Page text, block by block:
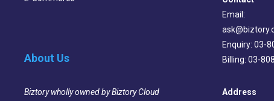
About Us
Biztory wholly owned by Biztory Cloud
Email:
Enquiry: 03-
Billing: 03-
Address